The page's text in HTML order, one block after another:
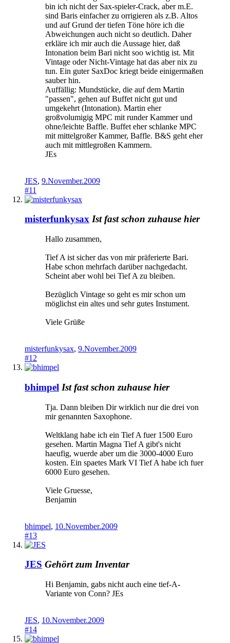
bin ich nicht der Sax-spieler-Crack, aber m.E.
sind Baris einfacher zu orrigieren als z.B. Altos
und auf Grund der tiefen Töne höre ich die
Abweichungen auch nicht so deutlich. Daher
erkläre ich mir auch die Aussage hier, daß
Intonation beim Bari nicht soo wichtig ist. Mit
Vintage oder Nicht-Vintage hat das aber nix zu
tun. Ein guter SaxDoc kriegt beide einigermaßen
sauber hin.
Auffällig: Mundstücke, die auf dem Martin
"passen", gehen auf Buffet nicht gut und
umgekehrt (Intonation). Martin eher
großvolumigig MPC mit runder Kammer und
ohne/leichte Baffle. Buffet eher schlanke MPC
mit mittelgroßer Kammer, Baffle. B&S geht eher
auch mit mittlegroßen Kammern.
JEs
JES, 9.November.2009
#11
misterfunkysax Ist fast schon zuhause hier
Hallo zusammen,
Tief A ist sicher das von mir präferierte Bari.
Habe schon mehrfach darüber nachgedacht.
Scheint aber wohl bei Tief A zu bleiben.
Bezüglich Vintage so geht es mir schon um
möglichst ein altes und sehr gutes Instument.
Viele Grüße
misterfunkysax, 9.November.2009
#12
bhimpel Ist fast schon zuhause hier
Tja. Dann bleiben Dir wirklich nur die drei von
mir genannten Saxophone.
Weltklang habe ich ein Tief A fuer 1500 Euro
gesehen. Martin Magna Tief A gibt's nicht
haeufig, wuerde aber um die 3000-4000 Euro
kosten. Ein spaetes Mark VI Tief A habe ich fuer
6000 Euro gesehen.
Viele Gruesse,
Benjamin
bhimpel, 10.November.2009
#13
JES Gehört zum Inventar
Hi Benjamin, gabs nicht auch eine tief-A-
Variante von Conn? JEs
JES, 10.November.2009
#14